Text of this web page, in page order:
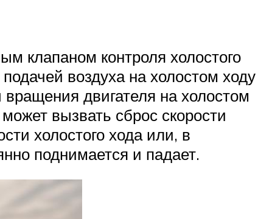
клапаном контроля холостого
воздуха на холостом ходу
двигателя на холостом
вызвать сброс скорости
холостого хода или, в
поднимается и падает.